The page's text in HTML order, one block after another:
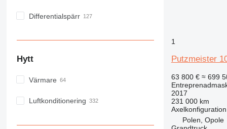
Differentialspärr
Hytt
Värmare
Luftkonditionering
1
Putzmeister
63 800 € ≈ 699
2017
231 000 km
Axelkonfiguration
Polen, Opole